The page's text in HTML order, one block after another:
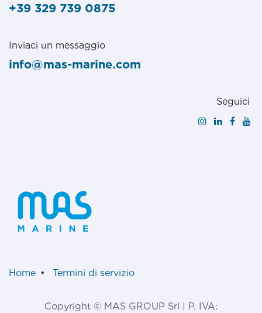
+39 329 739 0875
Inviaci un messaggio
info@mas-marine.com
Seguici
Home • Termini di servizio
Copyright © MAS GROUP Srl | P. IVA: